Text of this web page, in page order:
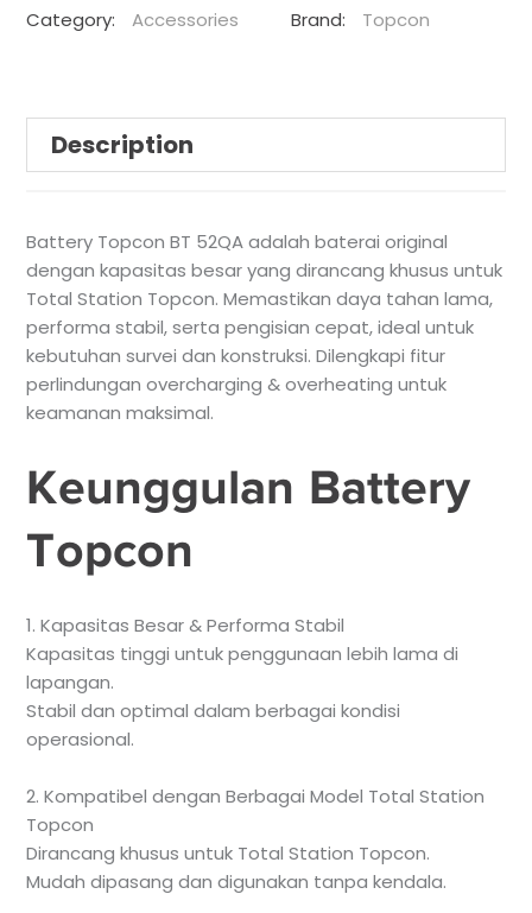
Category: Accessories Brand: Topcon
Description
Battery Topcon BT 52QA adalah baterai original
dengan kapasitas besar yang dirancang khusus untuk
Total Station Topcon. Memastikan daya tahan lama,
performa stabil, serta pengisian cepat, ideal untuk
kebutuhan survei dan konstruksi. Dilengkapi fitur
perlindungan overcharging & overheating untuk
keamanan maksimal.
Keunggulan Battery
Topcon
1. Kapasitas Besar & Performa Stabil
Kapasitas tinggi untuk penggunaan lebih lama di
lapangan.
Stabil dan optimal dalam berbagai kondisi
operasional.
2. Kompatibel dengan Berbagai Model Total Station
Topcon
Dirancang khusus untuk Total Station Topcon.
Mudah dipasang dan digunakan tanpa kendala.